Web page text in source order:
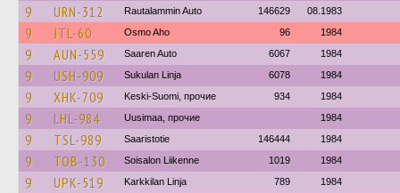
9 URN-312 Rautalammin Auto 146629 08.1983
9 JTL-60 Osmo Aho 96 1984
9 AUN-559 Saaren Auto 6067 1984
9 USH-909 Sukulan Linja 6078 1984
9 XHK-709 Keski-Suomi, прочие 934 1984
9 LHL-984 Uusimaa, прочие 1984
9 TSL-989 Saaristotie 146444 1984
9 TOB-130 Soisalon Liikenne 1019 1984
9 UPK-519 Karkkilan Linja 789 1984